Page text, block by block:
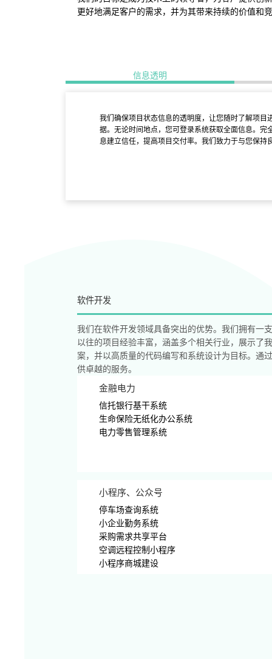
更好地满足客户的需求，并为其带来持续的价值和
信息透明
我们确保项目状态信息的透明度，让您随时了解项
据。无论时间地点，您可登录系统获取全面信息。
息建立信任，提高项目交付率。我们致力于与您保持
软件开发
我们在软件开发领域具备突出的优势。我们拥有一
以往的项目经验丰富，涵盖多个相关行业，展示了
案，并以高质量的代码编写和系统设计为目标。通
供卓越的服务。
金融电力
信托银行基干系统
生命保险无纸化办公系统
电力零售管理系统
小程序、公众号
停车场查询系统
小企业勤务系统
采购需求共享平台
空调远程控制小程序
小程序商城建设